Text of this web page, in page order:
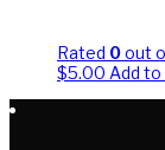
Rated 0out
$5.00 Add